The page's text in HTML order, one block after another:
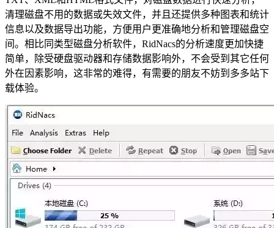
清理磁盘不用的数据或失效文件，并且还提供多种图表和统计
信息以及数据导出功能，方便用户更准确地分析和管理磁盘空
间。相比同类型磁盘分析软件，RidNacs的分析速度更加快捷
简单，除受硬盘驱动器和存储数据影响外，不会受到其它任何
外在因素影响，这非常的难得，有需要的朋友不妨到多多站下
载体验。